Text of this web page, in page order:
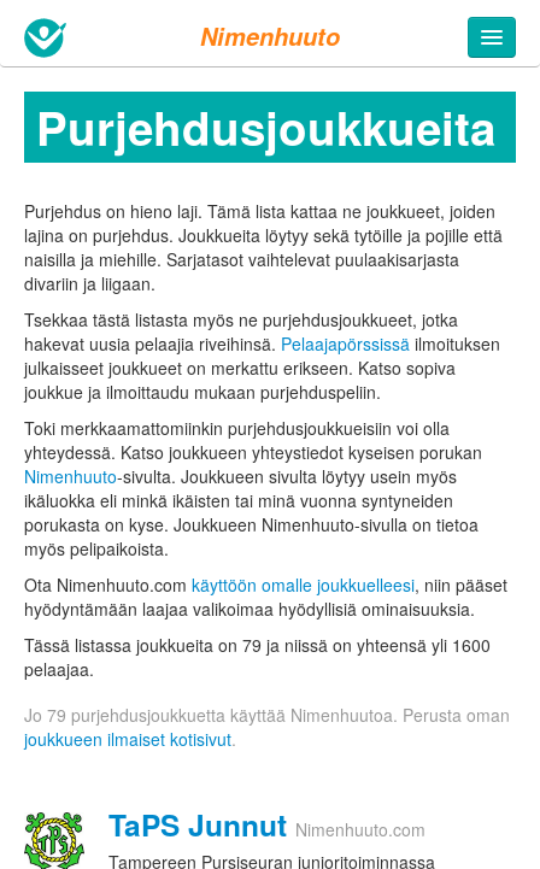
Nimenhuuto
Purjehdus­joukkueita
Purjehdus on hieno laji. Tämä lista kattaa ne joukkueet, joiden
lajina on purjehdus. Joukkueita löytyy sekä tytöille ja pojille että
naisilla ja miehille. Sarjatasot vaihtelevat puulaakisarjasta
divariin ja liigaan.
Tsekkaa tästä listasta myös ne purjehdus­joukkueet, jotka
hakevat uusia pelaajia riveihinsä. Pelaajapörssissä ilmoituksen
julkaisseet joukkueet on merkattu erikseen. Katso sopiva
joukkue ja ilmoittaudu mukaan purjehdus­peliin.
Toki merkkaamattomiinkin purjehdusjoukkueisiin voi olla
yhteydessä. Katso joukkueen yhteystiedot kyseisen porukan
Nimenhuuto-sivulta. Joukkueen sivulta löytyy usein myös
ikäluokka eli minkä ikäisten tai minä vuonna syntyneiden
porukasta on kyse. Joukkueen Nimenhuuto-sivulla on tietoa
myös pelipaikoista.
Ota Nimenhuuto.com käyttöön omalle joukkuelleesi, niin pääset
hyödyntämään laajaa valikoimaa hyödyllisiä ominaisuuksia.
Tässä listassa joukkueita on 79 ja niissä on yhteensä yli 1600
pelaajaa.
Jo 79 purjehdusjoukkuetta käyttää Nimenhuutoa. Perusta oman
joukkueen ilmaiset kotisivut.
TaPS Junnut Nimenhuuto.com
Tampereen Pursiseuran junioritoiminnassa